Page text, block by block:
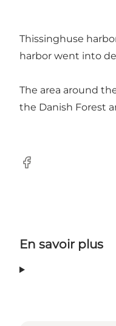
Thissinghuse
harbor went into
The area around
the Danish Forest
Facebook
En savoir plus